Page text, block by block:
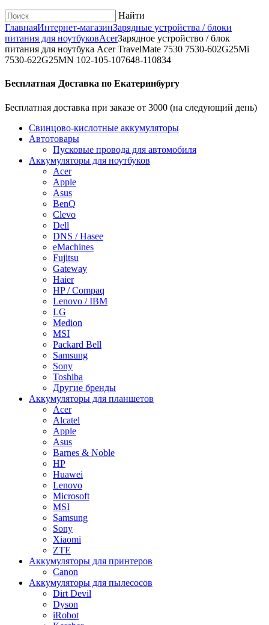
Найти
ГлавнаяИнтернет-магазинЗарядные устройства / блоки
питания для ноутбуковAcerЗарядное уcтройство / блок
питания для ноутбука Acer TravelMate 7530 7530-602G25Mi
7530-622G25MN 102-105-107648-110834
Бесплатная Доставка по Екатеринбургу
Бесплатная доставка при заказе от 3000 (на следующий день)
Cвинцово-кислотные аккумуляторы
Автотовары
Пусковые провода для автомобиля
Аккумуляторы для ноутбуков
Acer
Apple
Asus
BenQ
Clevo
Dell
DNS / Hasee
eMachines
Fujitsu
Gateway
Haier
HP / Compaq
Lenovo / IBM
LG
Medion
MSI
Packard Bell
Samsung
Sony
Toshiba
Другие бренды
Аккумуляторы для планшетов
Acer
Alcatel
Apple
Asus
Barnes & Noble
HP
Huawei
Lenovo
Microsoft
MSI
Samsung
Sony
Xiaomi
ZTE
Аккумуляторы для принтеров
Canon
Аккумуляторы для пылесосов
Dirt Devil
Dyson
iRobot